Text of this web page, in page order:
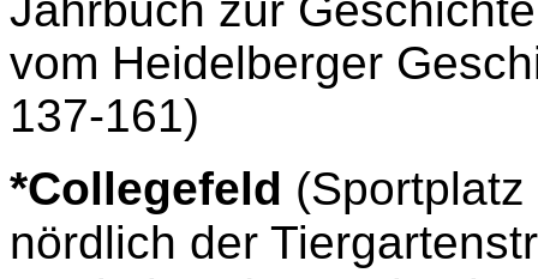
vom Heidelberger
137-161)
*Collegefeld
nördlich der